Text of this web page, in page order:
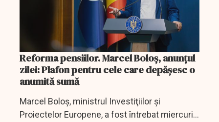
Reforma pensiilor. Marcel Boloş, anunţul
zilei: Plafon pentru cele care depăşesc o
anumită sumă
Marcel Boloş, ministrul Investiţiilor şi
Proiectelor Europene, a fost întrebat miercuri,